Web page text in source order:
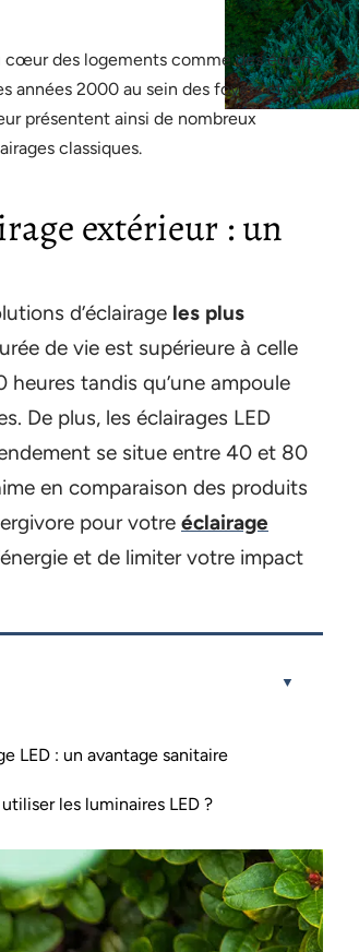
des logements comme des écrans.
années 2000 au sein des foyers et sur
présentent ainsi de nombreux
classiques.
extérieur : un
d’éclairage les plus
de vie est supérieure à celle
tandis qu’une ampoule
De plus, les éclairages LED
se situe entre 40 et 80
en comparaison des produits
pour votre éclairage
et de limiter votre impact
LED : un avantage sanitaire
les luminaires LED ?